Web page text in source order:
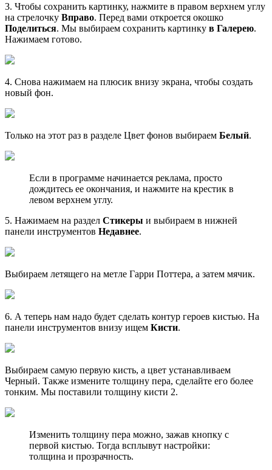
3. Чтобы сохранить картинку, нажмите в правом верхнем углу
на стрелочку Вправо. Перед вами откроется окошко
Поделиться. Мы выбираем сохранить картинку в Галерею.
Нажимаем готово.
4. Снова нажимаем на плюсик внизу экрана, чтобы создать
новый фон.
Только на этот раз в разделе Цвет фонов выбираем Белый.
Если в программе начинается реклама, просто
дождитесь ее окончания, и нажмите на крестик в
левом верхнем углу.
5. Нажимаем на раздел Стикеры и выбираем в нижней
панели инструментов Недавнее.
Выбираем летящего на метле Гарри Поттера, а затем мячик.
6. А теперь нам надо будет сделать контур героев кистью. На
панели инструментов внизу ищем Кисти.
Выбираем самую первую кисть, а цвет устанавливаем
Черный. Также измените толщину пера, сделайте его более
тонким. Мы поставили толщину кисти 2.
Изменить толщину пера можно, зажав кнопку с
первой кистью. Тогда всплывут настройки:
толщина и прозрачность.